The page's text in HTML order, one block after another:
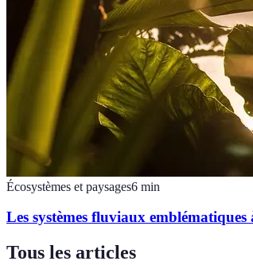
Écosystèmes et paysages6 min
Les systèmes fluviaux
Tous les articles